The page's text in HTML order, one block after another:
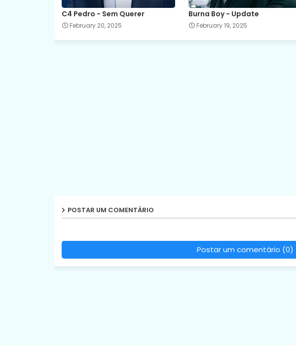
C4 Pedro - Sem Querer
February 20, 2025
Burna Boy - Update
February 19, 2025
POSTAR UM COMENTÁRIO
Postar um comentário (0)